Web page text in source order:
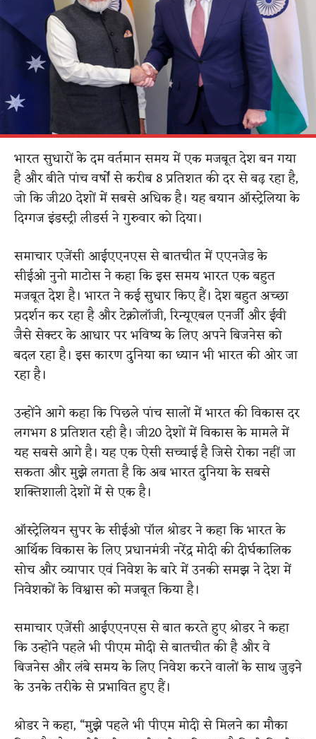
भारत सुधारों के दम वर्तमान समय में एक मजबूत देश बन गया
है और बीते पांच वर्षों से करीब 8 प्रतिशत की दर से बढ़ रहा है,
जो कि जी20 देशों में सबसे अधिक है। यह बयान ऑस्ट्रेलिया के
दिग्गज इंडस्ट्री लीडर्स ने गुरुवार को दिया।
समाचार एजेंसी आईएएनएस से बातचीत में एएनजेड के
सीईओ नुनो माटोस ने कहा कि इस समय भारत एक बहुत
मजबूत देश है। भारत ने कई सुधार किए हैं। देश बहुत अच्छा
प्रदर्शन कर रहा है और टेक्नोलॉजी, रिन्यूएबल एनर्जी और ईवी
जैसे सेक्टर के आधार पर भविष्य के लिए अपने बिजनेस को
बदल रहा है। इस कारण दुनिया का ध्यान भी भारत की ओर जा
रहा है।
उन्होंने आगे कहा कि पिछले पांच सालों में भारत की विकास दर
लगभग 8 प्रतिशत रही है। जी20 देशों में विकास के मामले में
यह सबसे आगे है। यह एक ऐसी सच्चाई है जिसे रोका नहीं जा
सकता और मुझे लगता है कि अब भारत दुनिया के सबसे
शक्तिशाली देशों में से एक है।
ऑस्ट्रेलियन सुपर के सीईओ पॉल श्रोडर ने कहा कि भारत के
आर्थिक विकास के लिए प्रधानमंत्री नरेंद्र मोदी की दीर्घकालिक
सोच और व्यापार एवं निवेश के बारे में उनकी समझ ने देश में
निवेशकों के विश्वास को मजबूत किया है।
समाचार एजेंसी आईएएनएस से बात करते हुए श्रोडर ने कहा
कि उन्होंने पहले भी पीएम मोदी से बातचीत की है और वे
बिजनेस और लंबे समय के लिए निवेश करने वालों के साथ जुड़ने
के उनके तरीके से प्रभावित हुए हैं।
श्रोडर ने कहा, “मुझे पहले भी पीएम मोदी से मिलने का मौका